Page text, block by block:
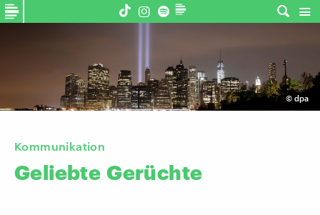
© dpa
Kommunikation
Geliebte Gerüchte